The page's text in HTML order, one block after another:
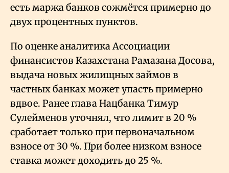
есть маржа банков сожмётся примерно до
двух процентных пунктов.
По оценке аналитика Ассоциации
финансистов Казахстана Рамазана Досова,
выдача новых жилищных займов в
частных банках может упасть примерно
вдвое. Ранее глава Нацбанка Тимур
Сулейменов уточнял, что лимит в 20 %
сработает только при первоначальном
взносе от 30 %. При более низком взносе
ставка может доходить до 25 %.